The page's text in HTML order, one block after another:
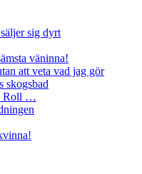
sig dyrt
väninna!
att veta vad jag gör
skogsbad
Roll …